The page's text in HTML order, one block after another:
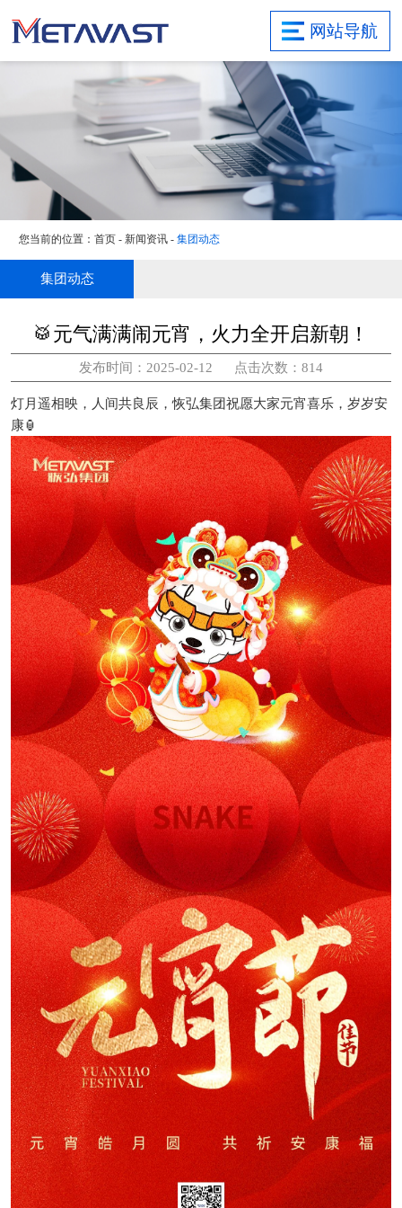
网站导航
首页
关于集团
业务领域
项目案例
新闻资讯
社会责任
联系我们
旗下子公司
您当前的位置：首页-新闻资讯 -集团动态
集团动态
🥁元气满满闹元宵，火力全开启新朝！
发布时间：2025-02-12 点击次数：814
灯月遥相映，人间共良辰，恢弘集团祝愿大家元宵喜乐，岁岁安
康🏮